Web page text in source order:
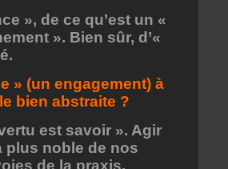
», de ce qu’est un «
». Bien sûr, d’«
» (un engagement) à
bien abstraite ?
est savoir ». Agir
plus noble de nos
de la praxis.